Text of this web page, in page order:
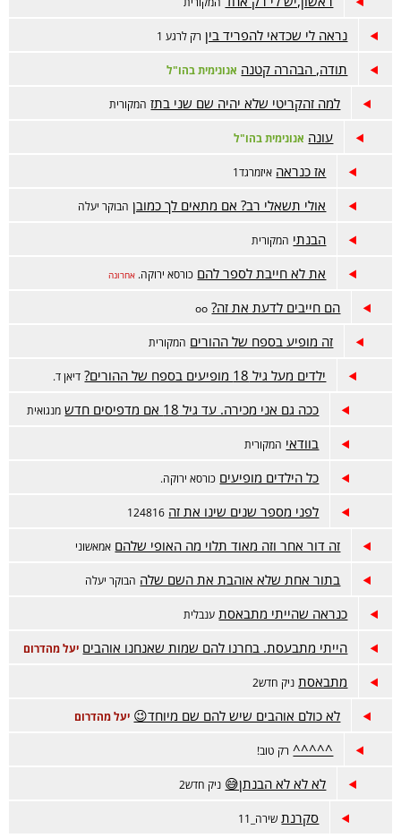
נראה לי שכדאי להפריד בין רק לרגע 1
תודה, הבהרה קטנה אנונימית בהו"ל
למה זהקריטי שלא יהיה שם שני בתז המקורית
עונה אנונימית בהו"ל
אז כנראה איזמרגד1
אולי תשאלי רב? אם מתאים לך כמובן הבוקר יעלה
הבנתי המקורית
את לא חייבת לספר להם כורסא ירוקה. אחרונה
הם חייבים לדעת את זה? oo
זה מופיע בספח של ההורים המקורית
ילדים מעל גיל 18 מופיעים בספח של ההורים? דיאן ד.
ככה גם אני מכירה. עד גיל 18 אם מדפיסים חדש מנגואית
בוודאי המקורית
כל הילדים מופיעים כורסא ירוקה.
לפני מספר שנים שינו את זה 124816
זה דור אחר וזה מאוד תלוי מה האופי שלהם אמאשוני
בתור אחת שלא אוהבת את השם שלה הבוקר יעלה
כנראה שהייתי מתבאסת ענבלית
הייתי מתבעסת. בחרנו להם שמות שאנחנו אוהבים יעל מהדרום
מתבאסת ניק חדש2
לא כולם אוהבים שיש להם שם מיוחד😉 יעל מהדרום
^^^^^ רק טוב!
לא לא לא הבנתן😅 ניק חדש2
סקרנת שירה_11